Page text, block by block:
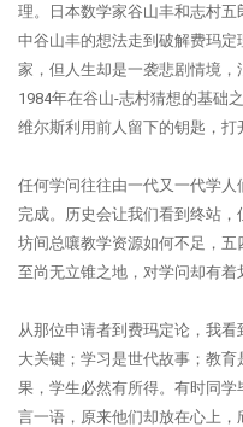
理。日本数学家谷山丰和志村
中谷山丰的想法走到破解费玛
家，但人生却是一袭悲剧情境，
1984年在谷山-志村猜想的基础
维尔斯利用前人留下的钥匙，打
任何学问往往由一代又一代学
完成。历史会让我们看到终站，
坊间总嚷教学资源如何不足，
至尚无立锥之地，对学问却有着
从那位申请者到费玛定论，我
大关键；学习是世代故事；教
果，学生必然有所得。有时同
言一语，原来他们却放在心上